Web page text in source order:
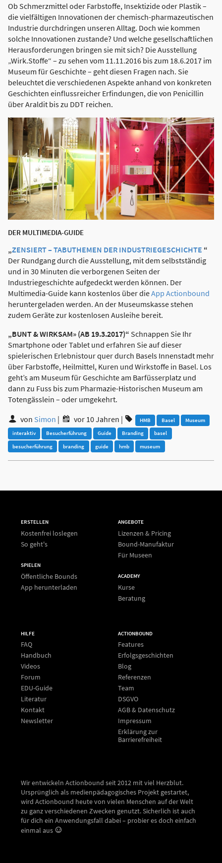
Ob Schmerzmittel oder Farbstoffe, Insektizide oder Plastik –
die vielfältigen Innovationen der chemisch-pharmazeutischen
Industrie durchdringen unseren Alltag. Doch wie kommen
solche Innovationen zustande? Und welche gesellschaftlichen
Herausforderungen bringen sie mit sich? Die Ausstellung
„Wirk.Stoffe“ – zu sehen vom 11.11.2016 bis zum 18.6.2017 im
Museum für Geschichte – geht diesen Fragen nach. Sie
beleuchtet die verschiedenen Aspekte anhand von konkreten
Geschichten einflussreicher Erfindungen, die von Penicillin
über Araldit bis zu DDT reichen.
DER MULTIMEDIA-GUIDE
„ZENSIERT – TABUTHEMEN DER INDUSTRIEGESCHICHTE “
Der Rundgang durch die Ausstellung, mit dem selbstständig
und in 30 Minuten die verborgenen Seiten der
Industriegeschichte aufgedeckt werden können. Der
Multimedia-Guide kann kostenlos über dieApp Actionbound
heruntergeladen werden. An der Museumskasse stehen
zudem Geräte zur kostenlosen Ausleihe bereit.
„BUNT & WIRKSAM» (AB 19.3.2017)“ Schnappen Sie Ihr
Smartphone oder Tablet und erfahren Sie auf dieser
spielerischen Erlebnistour quer durch Basels Innenstadt mehr
über Farbstoffe, Heilmittel, Kuren und Wirkstoffe in Basel. Los
geht’s am Museum für Geschichte am Barfüsserplatz und
dann zu Fuss bis zum Pharmazie-Historischen Museum am
Totengässlein – oder umgekehrt.
von Simon | vor 10 Jahren | HMB Basel
Museum
interaktiv
Besucherführung Guide Branding
basel
besucherführung
branding guide hmb museum
ERSTELLEN
Kostenfrei loslegen
So geht's
SPIELEN
Öffentliche Bounds
App herunterladen
ANGEBOTE
Lizenzen & Pricing
Bound-Manufaktur
Für Museen
ACADEMY
Kurse
Beratung
HILFE
FAQ
Handbuch
Videos
Forum
EDU-Guide
Literatur
Kontakt
Newsletter
ACTIONBOUND
Features
Erfolgsgeschichten
Blog
Referenzen
Team
DSGVO
AGB & Datenschutz
Impressum
Erklärung zur
Barrierefreiheit
Wir entwickeln Actionbound seit 2012 mit viel Herzblut.
Ursprünglich als medienpädagogisches Projekt gestartet,
wird Actionbound heute von vielen Menschen auf der Welt
zu ganz verschiedenen Zwecken genutzt. Sicherlich ist auch
für dich ein Anwendungsfall dabei – probier es doch einfach
einmal aus